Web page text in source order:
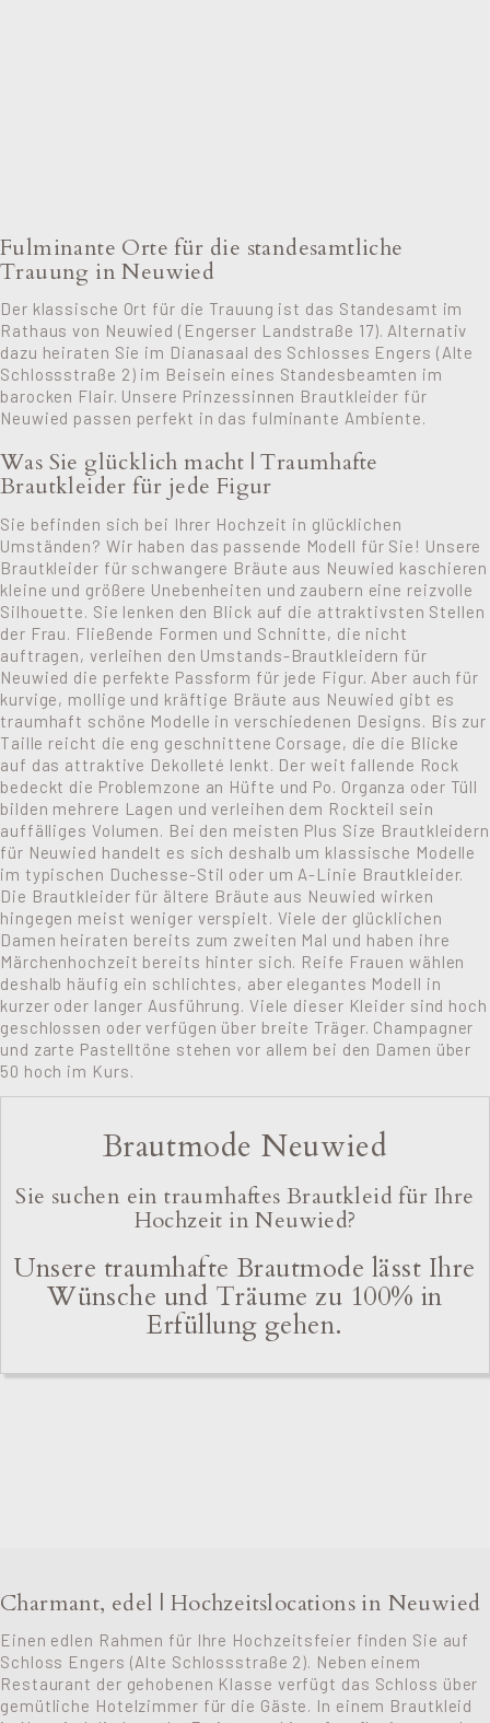
Fulminante Orte für die standesamtliche
Trauung in Neuwied
Der klassische Ort für die Trauung ist das Standesamt im
Rathaus von Neuwied (Engerser Landstraße 17). Alternativ
dazu heiraten Sie im Dianasaal des Schlosses Engers (Alte
Schlossstraße 2) im Beisein eines Standesbeamten im
barocken Flair. Unsere Prinzessinnen Brautkleider für
Neuwied passen perfekt in das fulminante Ambiente.
Was Sie glücklich macht | Traumhafte
Brautkleider für jede Figur
Sie befinden sich bei Ihrer Hochzeit in glücklichen
Umständen? Wir haben das passende Modell für Sie! Unsere
Brautkleider für schwangere Bräute aus Neuwied kaschieren
kleine und größere Unebenheiten und zaubern eine reizvolle
Silhouette. Sie lenken den Blick auf die attraktivsten Stellen
der Frau. Fließende Formen und Schnitte, die nicht
auftragen, verleihen den Umstands-Brautkleidern für
Neuwied die perfekte Passform für jede Figur. Aber auch für
kurvige, mollige und kräftige Bräute aus Neuwied gibt es
traumhaft schöne Modelle in verschiedenen Designs. Bis zur
Taille reicht die eng geschnittene Corsage, die die Blicke
auf das attraktive Dekolleté lenkt. Der weit fallende Rock
bedeckt die Problemzone an Hüfte und Po. Organza oder Tüll
bilden mehrere Lagen und verleihen dem Rockteil sein
auffälliges Volumen. Bei den meisten Plus Size Brautkleidern
für Neuwied handelt es sich deshalb um klassische Modelle
im typischen Duchesse-Stil oder um A-Linie Brautkleider.
Die Brautkleider für ältere Bräute aus Neuwied wirken
hingegen meist weniger verspielt. Viele der glücklichen
Damen heiraten bereits zum zweiten Mal und haben ihre
Märchenhochzeit bereits hinter sich. Reife Frauen wählen
deshalb häufig ein schlichtes, aber elegantes Modell in
kurzer oder langer Ausführung. Viele dieser Kleider sind hoch
geschlossen oder verfügen über breite Träger. Champagner
und zarte Pastelltöne stehen vor allem bei den Damen über
50 hoch im Kurs.
Brautmode Neuwied
Sie suchen ein traumhaftes Brautkleid für Ihre
Hochzeit in Neuwied?
Unsere traumhafte Brautmode lässt Ihre
Wünsche und Träume zu 100% in
Erfüllung gehen.
Charmant, edel | Hochzeitslocations in Neuwied
Einen edlen Rahmen für Ihre Hochzeitsfeier finden Sie auf
Schloss Engers (Alte Schlossstraße 2). Neben einem
Restaurant der gehobenen Klasse verfügt das Schloss über
gemütliche Hotelzimmer für die Gäste. In einem Brautkleid